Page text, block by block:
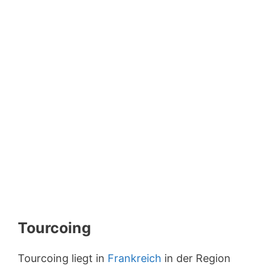
Tourcoing
Tourcoing liegt in Frankreich in der Region